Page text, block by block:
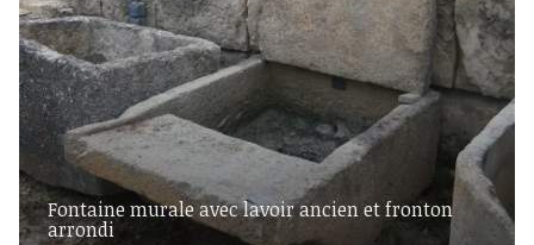
Fontaine murale avec lavoir ancien et fronton
arrondi